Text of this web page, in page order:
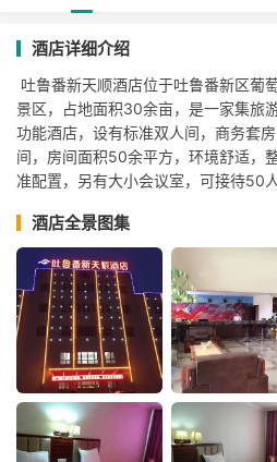
酒店详细介绍
吐鲁番新天顺酒店位于吐鲁番新区葡
景区，占地面积30余亩，是一家集旅
功能酒店，设有标准双人间，商务套
间，房间面积50余平方，环境舒适，
准配置，另有大小会议室，可接待50
酒店全景图集